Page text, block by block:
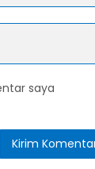
saya